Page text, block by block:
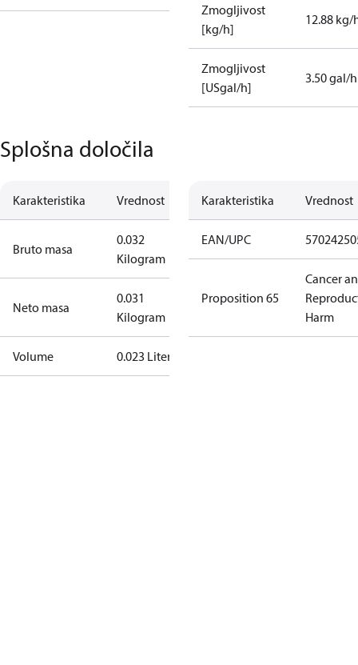
Zmogljivost
[kg/h]
12.88 kg/
Zmogljivost
[USgal/h]
3.50 gal/h
Splošna določila
Karakteristika Vrednost
Bruto masa
0.032
Kilogram
Neto masa
0.031
Kilogram
Volume 0.023 Liter
Karakteristika Vrednost
EAN/UPC
Proposition 65
Cancer
Harm